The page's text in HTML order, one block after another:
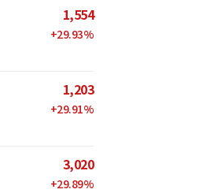
1,554
+29.93%
1,203
+29.91%
3,020
+29.89%